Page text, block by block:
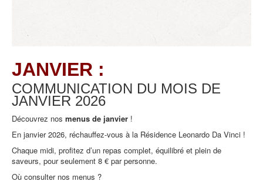
JANVIER :
COMMUNICATION DU MOIS DE
JANVIER 2026
Découvrez nos menus de janvier !
En janvier 2026, réchauffez-vous à la Résidence Leonardo Da Vinci !
Chaque midi, profitez d’un repas complet, équilibré et plein de
saveurs, pour seulement 8 € par personne.
Où consulter nos menus ?